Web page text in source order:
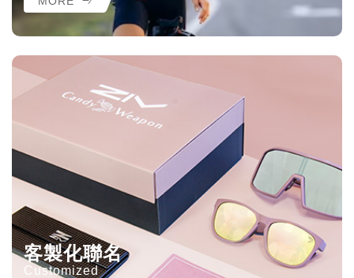
客製化聯名
Customized